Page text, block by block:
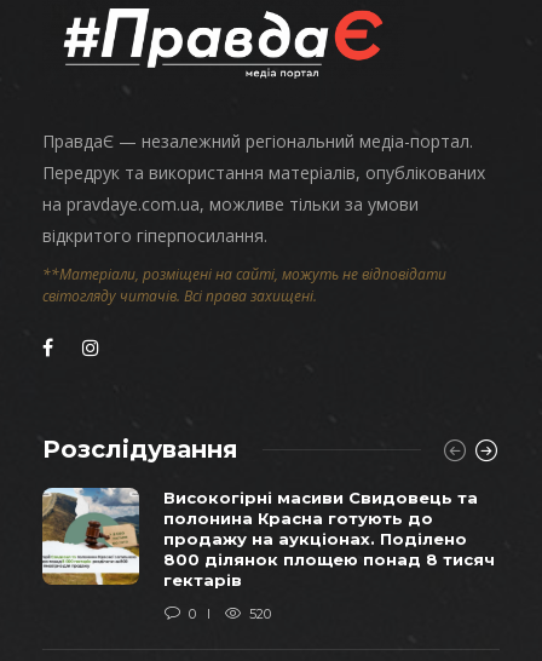
ПравдаЄ — незалежний регіональний медіа-портал.
Передрук та використання матеріалів, опублікованих
на pravdaye.com.ua, можливе тільки за умови
відкритого гіперпосилання.
**Матеріали, розміщені на сайті, можуть не відповідати
світогляду читачів. Всі права захищені.
Розслідування
Високогірні масиви Свидовець та
полонина Красна готують до
продажу на аукціонах. Поділено
800 ділянок площею понад 8 тисяч
гектарів
0 520